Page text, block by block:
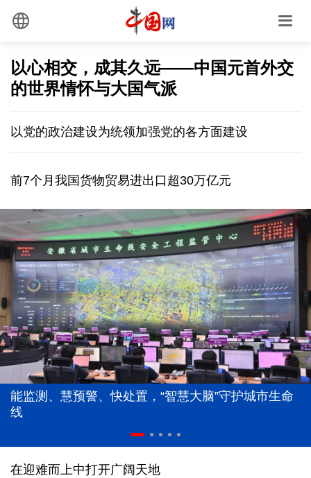
以心相交，成其久远——中国元首外交
的世界情怀与大国气派
以党的政治建设为统领加强党的各方面建设
前7个月我国货物贸易进出口超30万亿元
能监测、慧预警、快处置，“智慧大脑”守护城市生命
线
在迎难而上中打开广阔天地